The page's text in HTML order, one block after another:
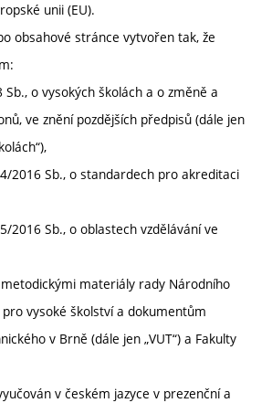
unii (EU).
obsahové stránce vytvořen tak, že
o vysokých školách a o změně a
ve znění pozdějších předpisů (dále jen
2016 Sb., o standardech pro akreditaci
2016 Sb., o oblastech vzdělávání ve
materiály rady Národního
vysoké školství a dokumentům
v Brně (dále jen „VUT“) a Fakulty
v českém jazyce v prezenční a